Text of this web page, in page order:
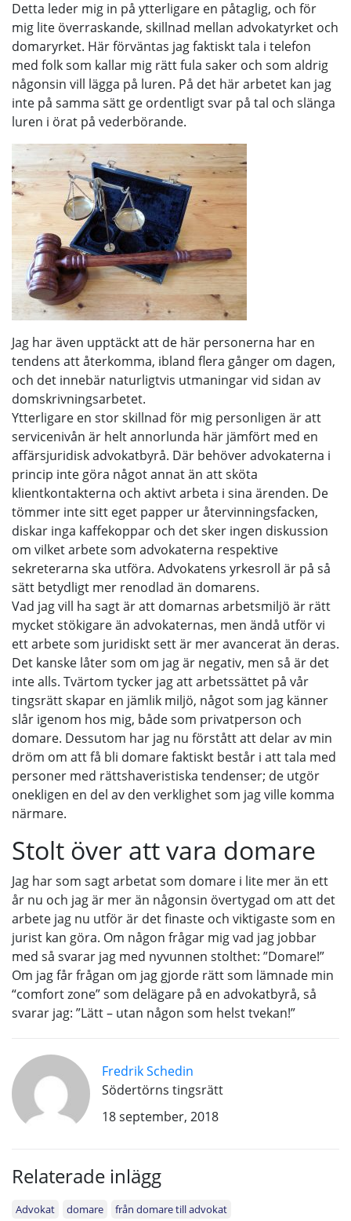
Detta leder mig in på ytterligare en påtaglig, och för
mig lite överraskande, skillnad mellan advokatyrket och
domaryrket. Här förväntas jag faktiskt tala i telefon
med folk som kallar mig rätt fula saker och som aldrig
någonsin vill lägga på luren. På det här arbetet kan jag
inte på samma sätt ge ordentligt svar på tal och slänga
luren i örat på vederbörande.
Jag har även upptäckt att de här personerna har en
tendens att återkomma, ibland flera gånger om dagen,
och det innebär naturligtvis utmaningar vid sidan av
domskrivningsarbetet.
Ytterligare en stor skillnad för mig personligen är att
servicenivån är helt annorlunda här jämfört med en
affärsjuridisk advokatbyrå. Där behöver advokaterna i
princip inte göra något annat än att sköta
klientkontakterna och aktivt arbeta i sina ärenden. De
tömmer inte sitt eget papper ur återvinningsfacken,
diskar inga kaffekoppar och det sker ingen diskussion
om vilket arbete som advokaterna respektive
sekreterarna ska utföra. Advokatens yrkesroll är på så
sätt betydligt mer renodlad än domarens.
Vad jag vill ha sagt är att domarnas arbetsmiljö är rätt
mycket stökigare än advokaternas, men ändå utför vi
ett arbete som juridiskt sett är mer avancerat än deras.
Det kanske låter som om jag är negativ, men så är det
inte alls. Tvärtom tycker jag att arbetssättet på vår
tingsrätt skapar en jämlik miljö, något som jag känner
slår igenom hos mig, både som privatperson och
domare. Dessutom har jag nu förstått att delar av min
dröm om att få bli domare faktiskt består i att tala med
personer med rättshaveristiska tendenser; de utgör
onekligen en del av den verklighet som jag ville komma
närmare.
Stolt över att vara domare
Jag har som sagt arbetat som domare i lite mer än ett
år nu och jag är mer än någonsin övertygad om att det
arbete jag nu utför är det finaste och viktigaste som en
jurist kan göra. Om någon frågar mig vad jag jobbar
med så svarar jag med nyvunnen stolthet: ”Domare!”
Om jag får frågan om jag gjorde rätt som lämnade min
“comfort zone” som delägare på en advokatbyrå, så
svarar jag: ”Lätt – utan någon som helst tvekan!”
Fredrik Schedin
Södertörns tingsrätt
18 september, 2018
Relaterade inlägg
Advokat domare från domare till advokat